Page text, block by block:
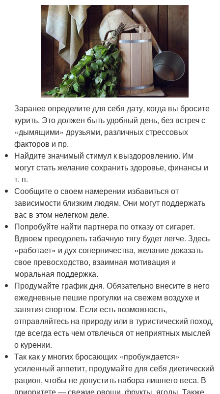
Заранее определите для себя дату, когда вы бросите
курить. Это должен быть удобный день, без встреч с
«дымящими» друзьями, различных стрессовых
факторов и пр.
Найдите значимый стимул к выздоровлению. Им
могут стать желание сохранить здоровье, финансы и
т. п.
Сообщите о своем намерении избавиться от
зависимости близким людям. Они могут поддержать
вас в этом нелегком деле.
Попробуйте найти партнера по отказу от сигарет.
Вдвоем преодолеть табачную тягу будет легче. Здесь
«работает» и дух соперничества, желание доказать
свое превосходство, взаимная мотивация и
моральная поддержка.
Продумайте график дня. Обязательно внесите в него
ежедневные пешие прогулки на свежем воздухе и
занятия спортом. Если есть возможность,
отправляйтесь на природу или в туристический поход,
где всегда есть чем отвлечься от неприятных мыслей
о курении.
Так как у многих бросающих «пробуждается»
усиленный аппетит, продумайте для себя диетический
рацион, чтобы не допустить набора лишнего веса. В
приоритете — свежие овощи, фрукты, ягоды. Также